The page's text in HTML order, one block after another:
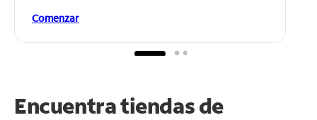
Comenzar
Encuentra tiendas de